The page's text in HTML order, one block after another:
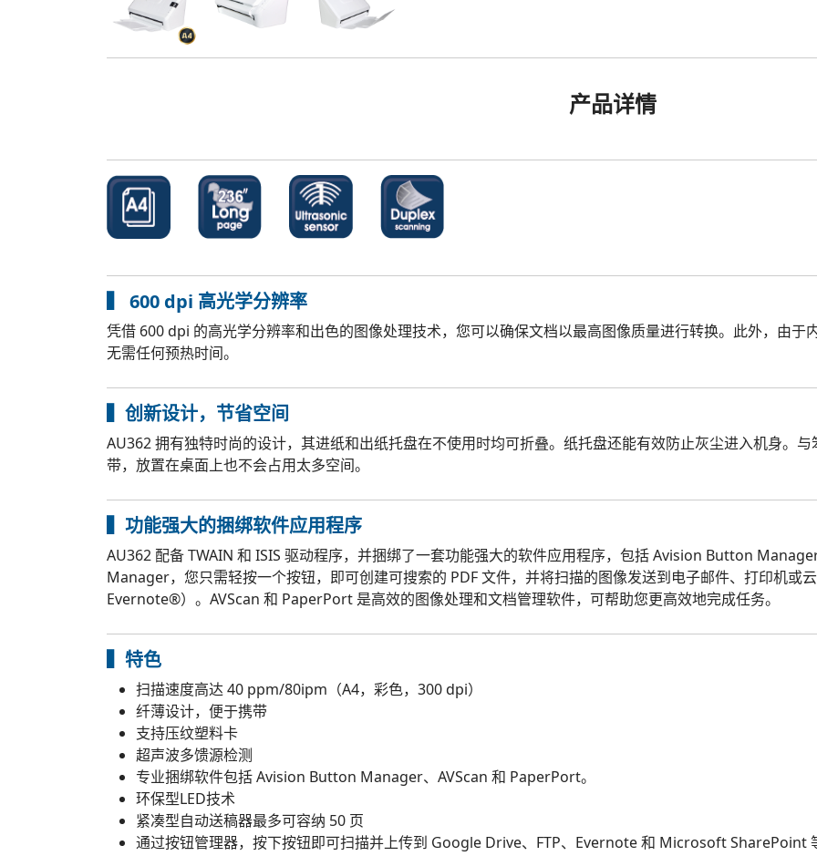
产品详情
▍ 600 dpi 高光学分辨率
凭借 600 dpi 的高光学分辨率和出色的图像处理技术，您可以确保文档以最高图像质量进行转换。此外，由于
无需任何预热时间。
▍创新设计，节省空间
AU362 拥有独特时尚的设计，其进纸和出纸托盘在不使用时均可折叠。纸托盘还能有效防止灰尘进入机身。
带，放置在桌面上也不会占用太多空间。
▍功能强大的捆绑软件应用程序
AU362 配备 TWAIN 和 ISIS 驱动程序，并捆绑了一套功能强大的软件应用程序，包括 Avision Button
Manager，您只需轻按一个按钮，即可创建可搜索的 PDF 文件，并将扫描的图像发送到电子邮件、打印机或
Evernote®）。AVScan 和 PaperPort 是高效的图像处理和文档管理软件，可帮助您更高效地完成任务。
▍特色
扫描速度高达 40 ppm/80ipm（A4，彩色，300 dpi）
纤薄设计，便于携带
支持压纹塑料卡
超声波多馈源检测
专业捆绑软件包括 Avision Button Manager、AVScan 和 PaperPort。
环保型LED技术
紧凑型自动送稿器最多可容纳 50 页
通过按钮管理器，按下按钮即可扫描并上传到 Google Drive、FTP、Evernote 和 Microsoft SharePoint